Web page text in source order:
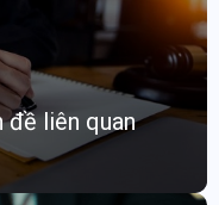
đề liên quan